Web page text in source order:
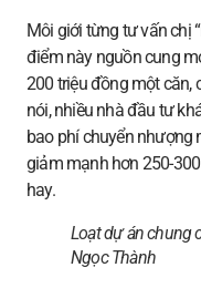
Môi giới từng tư vấn chị
điểm này nguồn cung
200 triệu đồng một căn,
nói, nhiều nhà đầu tư
bao phí chuyển nhượng
giảm mạnh hơn 250-
hay.
Loạt dự án chung
Ngọc Thành